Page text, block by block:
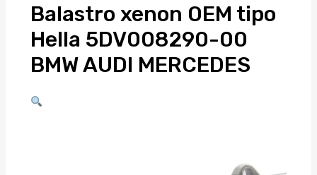
Balastro xenon OEM tipo
Hella 5DV008290-00
BMW AUDI MERCEDES